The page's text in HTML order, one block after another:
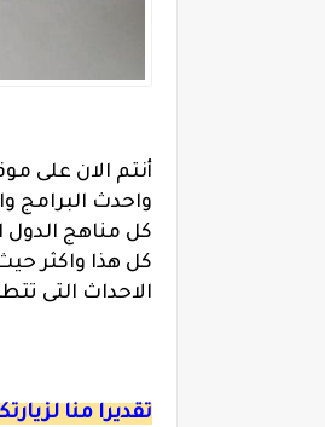
أنتم الان على
واحدث البرامج
كل مناهج الدول
كل هذا واكثر
الاحداث التى
تقديرا منا